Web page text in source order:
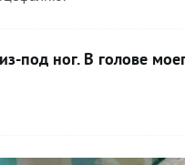
под ног. В голове